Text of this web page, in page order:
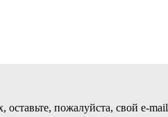
пожалуйста, свой e-mail